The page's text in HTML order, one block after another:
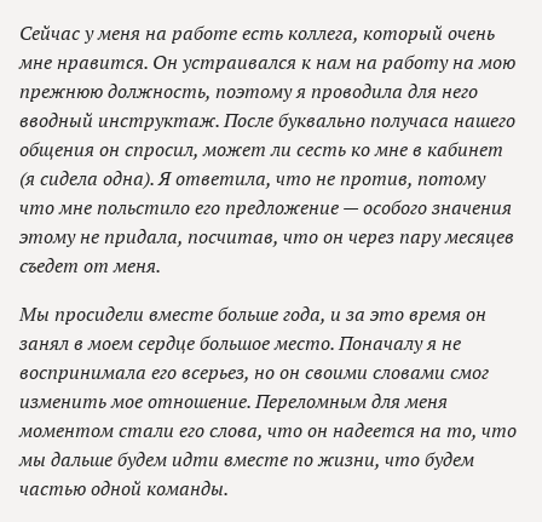
Сейчас у меня на работе есть коллега, который очень
мне нравится. Он устраивался к нам на работу на мою
прежнюю должность, поэтому я проводила для него
вводный инструктаж. После буквально получаса нашего
общения он спросил, может ли сесть ко мне в кабинет
(я сидела одна). Я ответила, что не против, потому
что мне польстило его предложение — особого значения
этому не придала, посчитав, что он через пару месяцев
съедет от меня.
Мы просидели вместе больше года, и за это время он
занял в моем сердце большое место. Поначалу я не
воспринимала его всерьез, но он своими словами смог
изменить мое отношение. Переломным для меня
моментом стали его слова, что он надеется на то, что
мы дальше будем идти вместе по жизни, что будем
частью одной команды.